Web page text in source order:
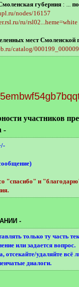
губерния : ...
nodes/16157
ru/rsl02...heme=white
мест Смоленской
catalog/
участников
-
"спасибо" и
-
только ту часть
или задается вопрос.
отсекайте/удаляйте всё
диалоги.